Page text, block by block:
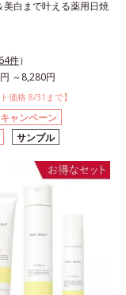
美白まで叶える薬用日焼
件）
～8,280円
価格 8/31まで】
キャンペーン
サンプル